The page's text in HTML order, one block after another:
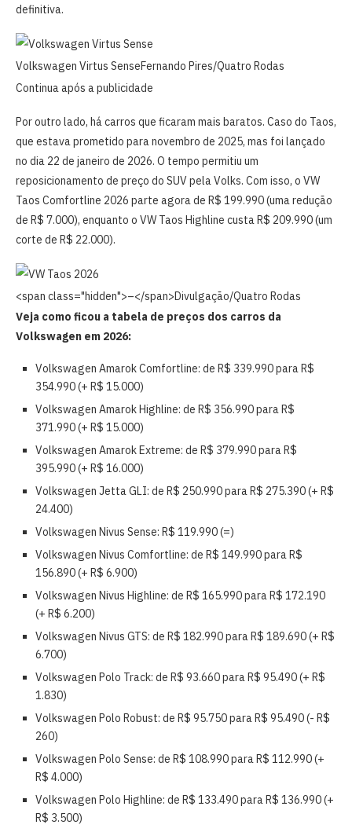
definitiva.
Volkswagen Virtus SenseFernando Pires/Quatro Rodas
Continua após a publicidade
Por outro lado, há carros que ficaram mais baratos. Caso do Taos,
que estava prometido para novembro de 2025, mas foi lançado
no dia 22 de janeiro de 2026. O tempo permitiu um
reposicionamento de preço do SUV pela Volks. Com isso, o VW
Taos Comfortline 2026 parte agora de R$ 199.990 (uma redução
de R$ 7.000), enquanto o VW Taos Highline custa R$ 209.990 (um
corte de R$ 22.000).
<span class="hidden">–</span>Divulgação/Quatro Rodas
Veja como ficou a tabela de preços dos carros da
Volkswagen em 2026:
Volkswagen Amarok Comfortline: de R$ 339.990 paraR$
354.990 (+ R$ 15.000)
Volkswagen Amarok Highline: de R$ 356.990 para R$
371.990 (+ R$ 15.000)
Volkswagen Amarok Extreme: de R$ 379.990 para R$
395.990 (+ R$ 16.000)
Volkswagen Jetta GLI: de R$ 250.990 para R$ 275.390 (+ R$
24.400)
Volkswagen Nivus Sense: R$ 119.990 (=)
Volkswagen Nivus Comfortline: de R$ 149.990 paraR$
156.890 (+ R$ 6.900)
Volkswagen Nivus Highline: de R$ 165.990 paraR$ 172.190
(+ R$ 6.200)
Volkswagen Nivus GTS: de R$ 182.990 para R$ 189.690 (+ R$
6.700)
Volkswagen Polo Track: de R$ 93.660 paraR$ 95.490 (+ R$
1.830)
Volkswagen Polo Robust: de R$ 95.750 paraR$ 95.490 (- R$
260)
Volkswagen Polo Sense: de R$ 108.990 paraR$ 112.990 (+
R$ 4.000)
Volkswagen Polo Highline: de R$ 133.490 paraR$ 136.990 (+
R$ 3.500)